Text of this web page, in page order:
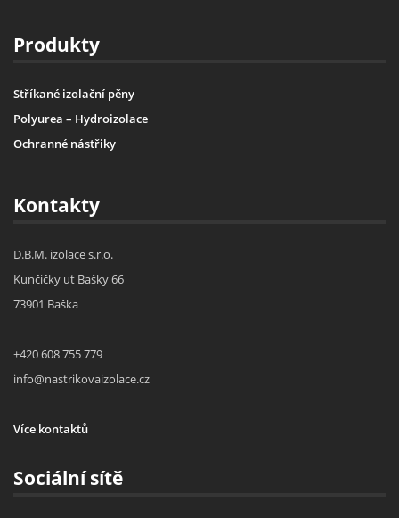
Produkty
Stříkané izolační pěny
Polyurea – Hydroizolace
Ochranné nástřiky
Kontakty
D.B.M. izolace s.r.o.
Kunčičky ut Bašky 66
73901 Baška
+420 608 755 779
info@nastrikovaizolace.cz
Více kontaktů
Sociální sítě